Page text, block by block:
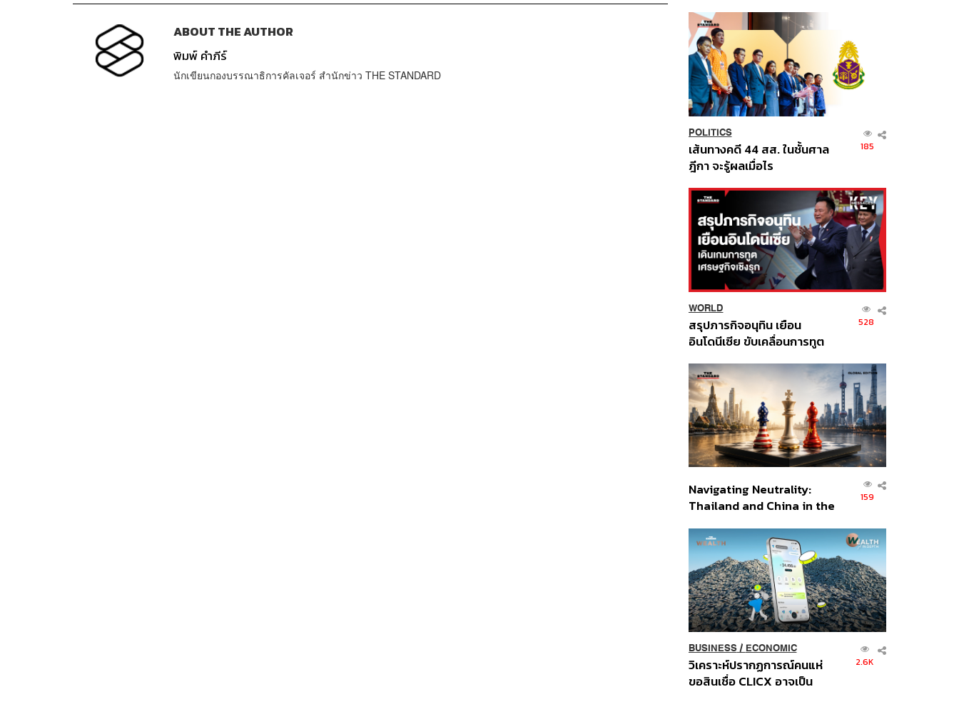
ABOUT THE AUTHOR
พิมพ์ คำภีร์
นักเขียนกองบรรณาธิการคัลเจอร์ สำนักข่าว THE STANDARD
POLITICS
เส้นทางคดี 44 สส. ในชั้นศาล
ฎีกา จะรู้ผลเมื่อไร
185
WORLD
สรุปภารกิจอนุทิน เยือน
อินโดนีเซีย ขับเคลื่อนการทูต
ส่วนยุทธศาสตร์ไทย –
อินโดนีเซีย
528
Navigating Neutrality:
Thailand and China in the
Order
159
BUSINESS/ ECONOMIC
วิเคราะห์ปรากฏการณ์คนแห่
ขอสินเชื่อ CLICX อาจเป็น
2.6K